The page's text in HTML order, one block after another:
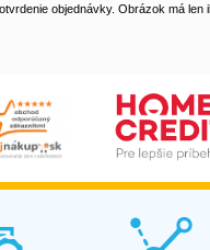
objednávky. Obrázok má len